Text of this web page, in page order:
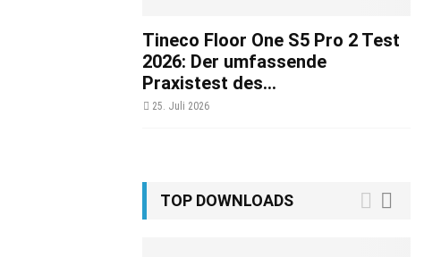
Tineco Floor One S5 Pro 2 Test
2026: Der umfassende
Praxistest des...
25. Juli 2026
TOP DOWNLOADS